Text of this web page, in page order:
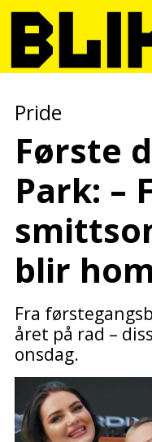
Pride
Første
Park: –
blir
Fra
året på rad –
onsdag.